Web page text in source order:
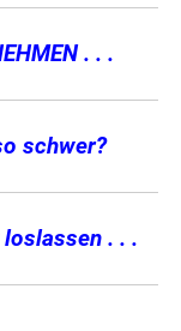
. . .
schwer?
. . .